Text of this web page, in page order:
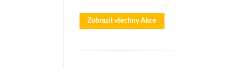
Zobrazit všechny Akce